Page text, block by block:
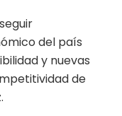
del país
y nuevas
de